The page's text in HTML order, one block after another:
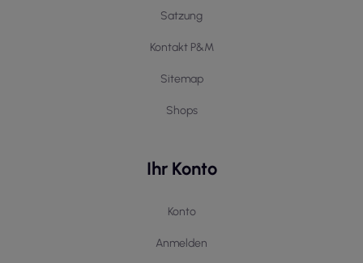
Satzung
Kontakt P&M
Sitemap
Shops
Ihr Konto
Konto
Anmelden